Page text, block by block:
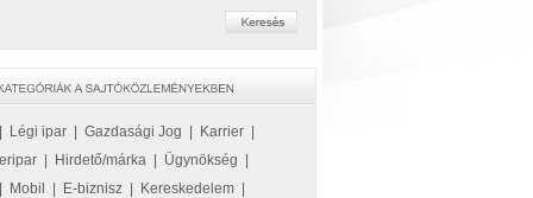
Légi ipar Gazdasági Jog Karrier
Hirdető/márka Ügynökség
Mobil E-biznisz Kereskedelem